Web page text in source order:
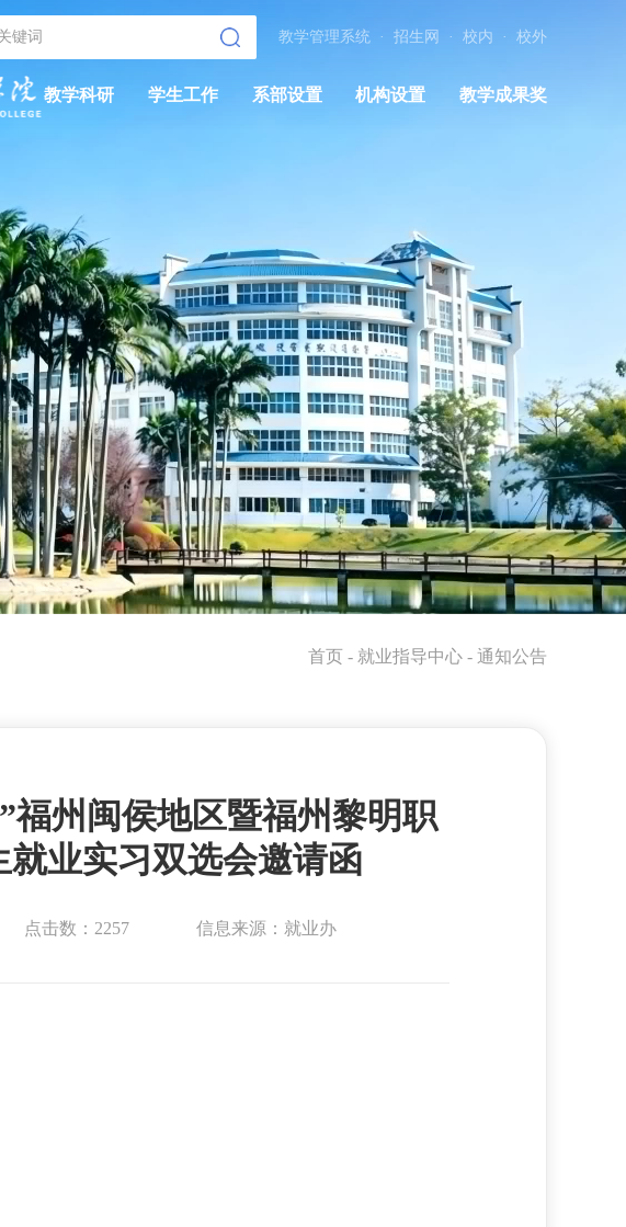
教学管理系统 · 招生网 · 校内 · 校外
教学科研 学生工作 系部设置 机构设置 教学成果奖
首页 - 就业指导中心 - 通知公告
福州闽侯地区暨福州黎明职
业实习双选会邀请函
点击数：2257 信息来源：就业办